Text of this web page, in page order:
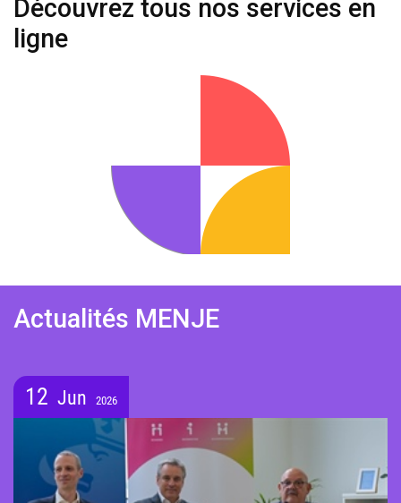
Découvrez tous nos services en
ligne
Actualités MENJE
12 Jun 2026